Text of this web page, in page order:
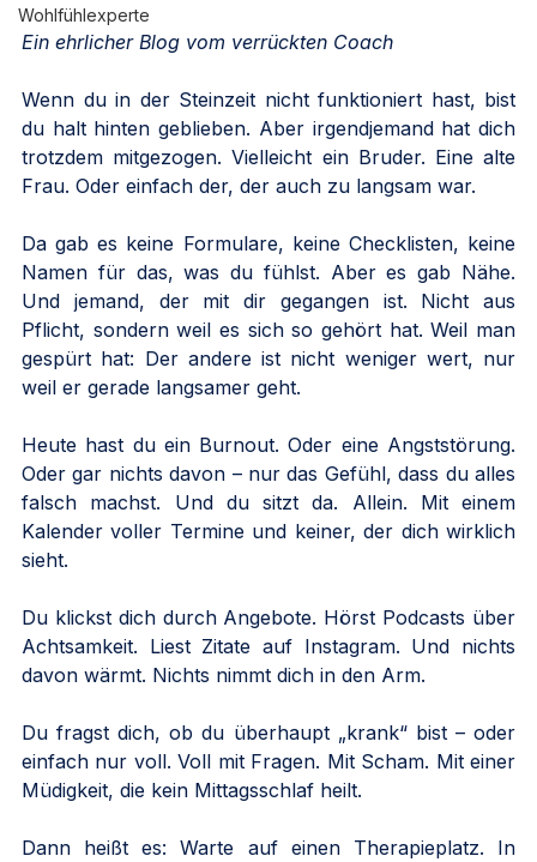
Wohlfühlexperte
Ein ehrlicher Blog vom verrückten Coach
Wenn du in der Steinzeit nicht funktioniert hast, bist
du halt hinten geblieben. Aber irgendjemand hat dich
trotzdem mitgezogen. Vielleicht ein Bruder. Eine alte
Frau. Oder einfach der, der auch zu langsam war.
Da gab es keine Formulare, keine Checklisten, keine
Namen für das, was du fühlst. Aber es gab Nähe.
Und jemand, der mit dir gegangen ist. Nicht aus
Pflicht, sondern weil es sich so gehört hat. Weil man
gespürt hat: Der andere ist nicht weniger wert, nur
weil er gerade langsamer geht.
Heute hast du ein Burnout. Oder eine Angststörung.
Oder gar nichts davon – nur das Gefühl, dass du alles
falsch machst. Und du sitzt da. Allein. Mit einem
Kalender voller Termine und keiner, der dich wirklich
sieht.
Du klickst dich durch Angebote. Hörst Podcasts über
Achtsamkeit. Liest Zitate auf Instagram. Und nichts
davon wärmt. Nichts nimmt dich in den Arm.
Du fragst dich, ob du überhaupt „krank“ bist – oder
einfach nur voll. Voll mit Fragen. Mit Scham. Mit einer
Müdigkeit, die kein Mittagsschlaf heilt.
Dann heißt es: Warte auf einen Therapieplatz. In